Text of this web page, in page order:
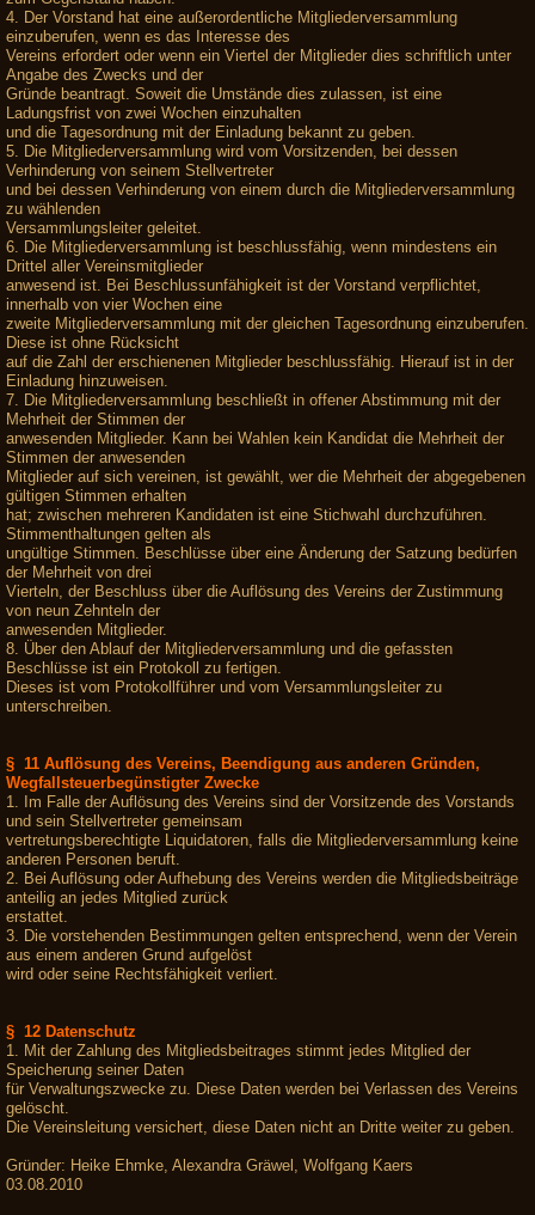
4. Der Vorstand hat eine außerordentliche Mitgliederversammlung
einzuberufen, wenn es das Interesse des
Vereins erfordert oder wenn ein Viertel der Mitglieder dies schriftlich unter
Angabe des Zwecks und der
Gründe beantragt. Soweit die Umstände dies zulassen, ist eine
Ladungsfrist von zwei Wochen einzuhalten
und die Tagesordnung mit der Einladung bekannt zu geben.
5. Die Mitgliederversammlung wird vom Vorsitzenden, bei dessen
Verhinderung von seinem Stellvertreter
und bei dessen Verhinderung von einem durch die Mitgliederversammlung
zu wählenden
Versammlungsleiter geleitet.
6. Die Mitgliederversammlung ist beschlussfähig, wenn mindestens ein
Drittel aller Vereinsmitglieder
anwesend ist. Bei Beschlussunfähigkeit ist der Vorstand verpflichtet,
innerhalb von vier Wochen eine
zweite Mitgliederversammlung mit der gleichen Tagesordnung einzuberufen.
Diese ist ohne Rücksicht
auf die Zahl der erschienenen Mitglieder beschlussfähig. Hierauf ist in der
Einladung hinzuweisen.
7. Die Mitgliederversammlung beschließt in offener Abstimmung mit der
Mehrheit der Stimmen der
anwesenden Mitglieder. Kann bei Wahlen kein Kandidat die Mehrheit der
Stimmen der anwesenden
Mitglieder auf sich vereinen, ist gewählt, wer die Mehrheit der abgegebenen
gültigen Stimmen erhalten
hat; zwischen mehreren Kandidaten ist eine Stichwahl durchzuführen.
Stimmenthaltungen gelten als
ungültige Stimmen. Beschlüsse über eine Änderung der Satzung bedürfen
der Mehrheit von drei
Vierteln, der Beschluss über die Auflösung des Vereins der Zustimmung
von neun Zehnteln der
anwesenden Mitglieder.
8. Über den Ablauf der Mitgliederversammlung und die gefassten
Beschlüsse ist ein Protokoll zu fertigen.
Dieses ist vom Protokollführer und vom Versammlungsleiter zu
unterschreiben.
§ 11 Auflösung des Vereins, Beendigung aus anderen Gründen,
Wegfallsteuerbegünstigter Zwecke
1. Im Falle der Auflösung des Vereins sind der Vorsitzende des Vorstands
und sein Stellvertreter gemeinsam
vertretungsberechtigte Liquidatoren, falls die Mitgliederversammlung keine
anderen Personen beruft.
2. Bei Auflösung oder Aufhebung des Vereins werden die Mitgliedsbeiträge
anteilig an jedes Mitglied zurück
erstattet.
3. Die vorstehenden Bestimmungen gelten entsprechend, wenn der Verein
aus einem anderen Grund aufgelöst
wird oder seine Rechtsfähigkeit verliert.
§ 12 Datenschutz
1. Mit der Zahlung des Mitgliedsbeitrages stimmt jedes Mitglied der
Speicherung seiner Daten
für Verwaltungszwecke zu. Diese Daten werden bei Verlassen des Vereins
gelöscht.
Die Vereinsleitung versichert, diese Daten nicht an Dritte weiter zu geben.
Gründer: Heike Ehmke, Alexandra Gräwel, Wolfgang Kaers
03.08.2010